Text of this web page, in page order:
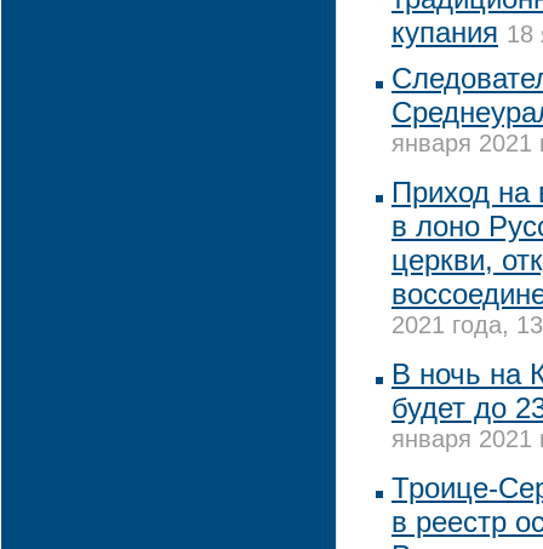
купания 18
января 2021
Приход на
в лоно
церкви,
2021 года,
В ночь на
будет до
января 2021
Троице-
в реестр